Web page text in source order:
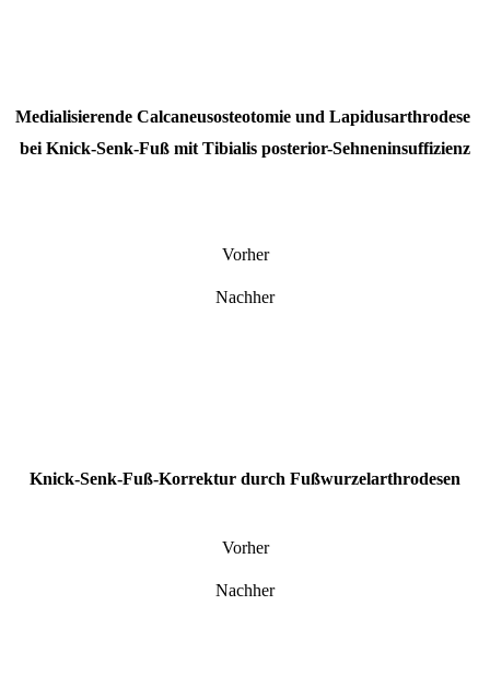
Medialisierende Calcaneusosteotomie und Lapidusarthrodese
bei Knick-Senk-Fuß mit Tibialis posterior-Sehneninsuffizienz
Vorher
Nachher
Knick-Senk-Fuß-Korrektur durch Fußwurzelarthrodesen
Vorher
Nachher